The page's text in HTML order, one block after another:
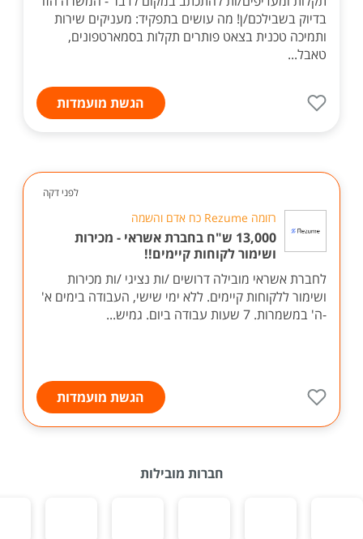
בדיוק בשבילכם/ן! מה עושים בתפקיד: מעניקים שירות
ותמיכה טכנית בצאט פותרים תקלות בסמארטפונים,
טאבל...
הגשת מועמדות
לפני דקה
רזומה Rezume כח אדם והשמה
13,000 ש"ח בחברת אשראי - מכירות
ושימור לקוחות קיימים!!
לחברת אשראי מובילה דרושים /ות נציגי /ות מכירות
ושימור ללקוחות קיימים. ללא ימי שישי, העבודה בימים א'
-ה' במשמרות. 7 שעות עבודה ביום. גמיש...
הגשת מועמדות
חברות מובילות